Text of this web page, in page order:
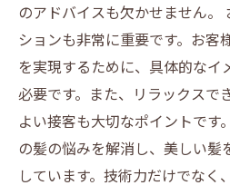
のアドバイスも欠かせません。
ションも非常に重要です。お客
を実現するために、具体的なイ
必要です。また、リラックスで
よい接客も大切なポイントです
の髪の悩みを解消し、美しい髪
しています。技術力だけでなく